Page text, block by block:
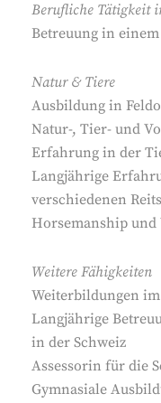
Berufliche Tätigkeit
Betreuung in
Natur & Tiere
Ausbildung in
Natur-, Tier- und
Erfahrung in der
Langjährige
verschiedenen
Horsemanship und
Weitere Fähigkeiten
Weiterbildungen
Langjährige
in der Schweiz
Assessorin für die
Gymnasiale